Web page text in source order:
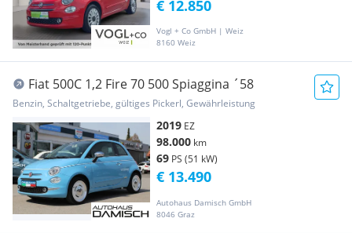
Vogl + Co GmbH | Weiz
8160 Weiz
€ 12.850
Fiat 500C 1,2 Fire 70 500 Spiaggina ´58
Benzin, Schaltgetriebe, gültiges Pickerl, Gewährleistung
2019 EZ
98.000 km
69 PS (51 kW)
Autohaus Damisch GmbH
8046 Graz
€ 13.490